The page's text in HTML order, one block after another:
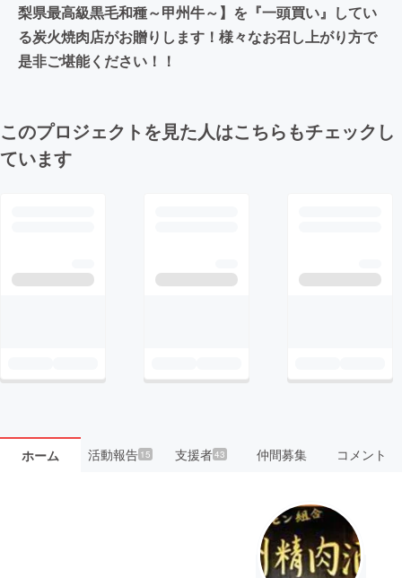
梨県最高級黒毛和種～甲州牛～】を『一頭買い』してい
る炭火焼肉店がお贈りします！様々なお召し上がり方で
是非ご堪能ください！！
このプロジェクトを見た人はこちらもチェックし
ています
ホーム 活動報告15 支援者43 仲間募集 コメント